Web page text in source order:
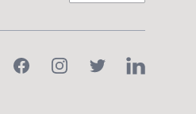
FacebookInstagramTwitterLinkedIn